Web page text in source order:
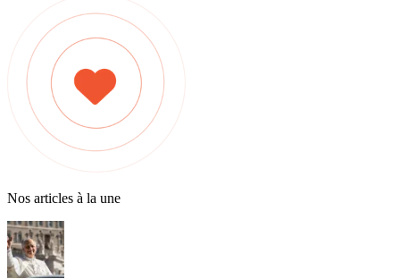
Nos articles à la une